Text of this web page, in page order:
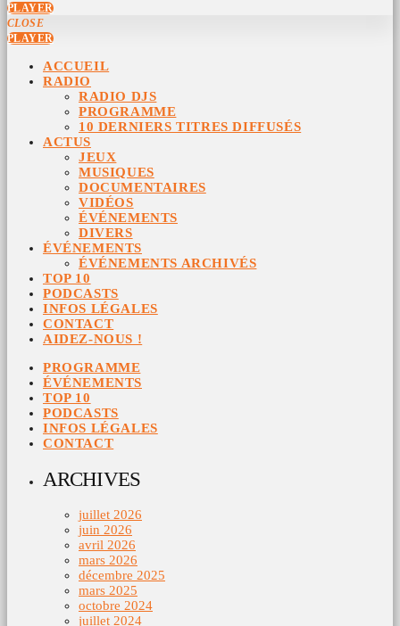
PLAYER
CLOSE
PLAYER
ACCUEIL
RADIO
RADIO DJS
PROGRAMME
10 DERNIERS TITRES DIFFUSÉS
ACTUS
JEUX
MUSIQUES
DOCUMENTAIRES
VIDÉOS
ÉVÉNEMENTS
DIVERS
ÉVÉNEMENTS
ÉVÉNEMENTS ARCHIVÉS
TOP 10
PODCASTS
INFOS LÉGALES
CONTACT
AIDEZ-NOUS !
PROGRAMME
ÉVÉNEMENTS
TOP 10
PODCASTS
INFOS LÉGALES
CONTACT
ARCHIVES
juillet 2026
juin 2026
avril 2026
mars 2026
décembre 2025
mars 2025
octobre 2024
juillet 2024